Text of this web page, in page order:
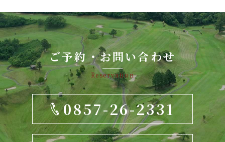
ご予約・お問い合わせ
Reservation
0857-26-2331